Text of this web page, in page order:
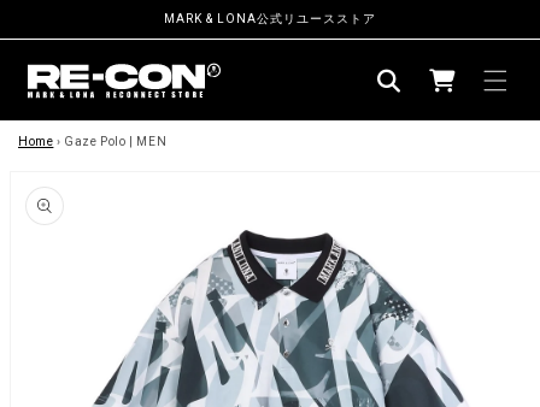
ツ
に
進
む
MARK & LONA公式リユースストア
ー
Home › Gaze Polo | MEN
商
品
情
に
ス